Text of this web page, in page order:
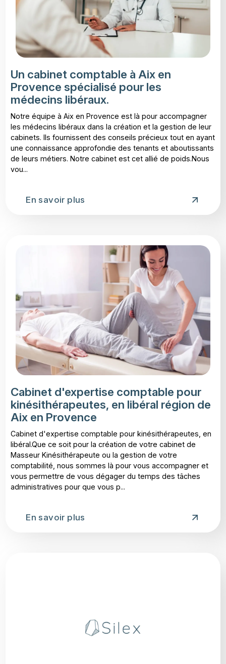
Un cabinet comptable à Aix en
Provence spécialisé pour les
médecins libéraux.
Notre équipe à Aix en Provence est là pour accompagner
les médecins libéraux dans la création et la gestion de leur
cabinets. Ils fournissent des conseils précieux tout en ayant
une connaissance approfondie des tenants et aboutissants
de leurs métiers. Notre cabinet est cet allié de poids.Nous
vou...
En savoir plus
Cabinet d'expertise comptable pour
kinésithérapeutes, en libéral région de
Aix en Provence
Cabinet d'expertise comptable pour kinésithérapeutes, en
libéral.Que ce soit pour la création de votre cabinet de
Masseur Kinésithérapeute ou la gestion de votre
comptabilité, nous sommes là pour vous accompagner et
vous permettre de vous dégager du temps des tâches
administratives pour que vous p...
En savoir plus